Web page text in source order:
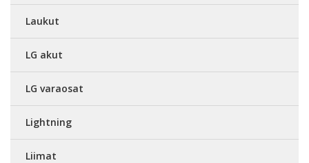
Laukut
LG akut
LG varaosat
Lightning
Liimat